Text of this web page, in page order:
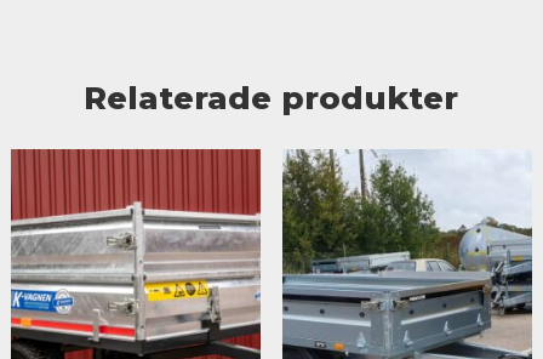
Relaterade produkter